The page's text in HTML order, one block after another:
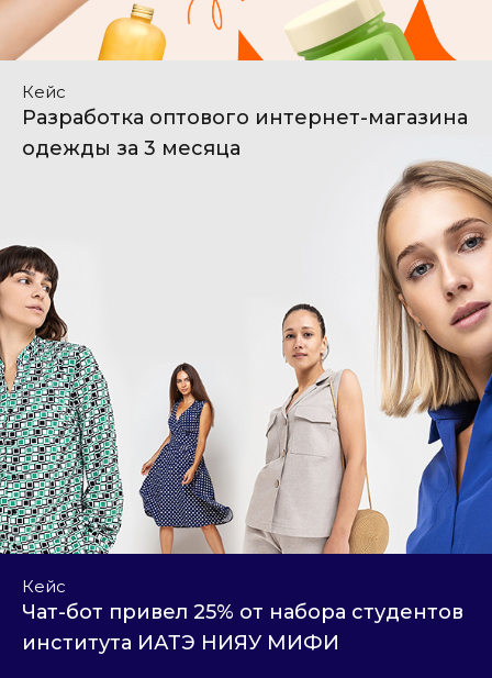
Кейс
Разработка оптового интернет-магазина
одежды за 3 месяца
Кейс
Чат-бот привел 25% от набора студентов
института ИАТЭ НИЯУ МИФИ